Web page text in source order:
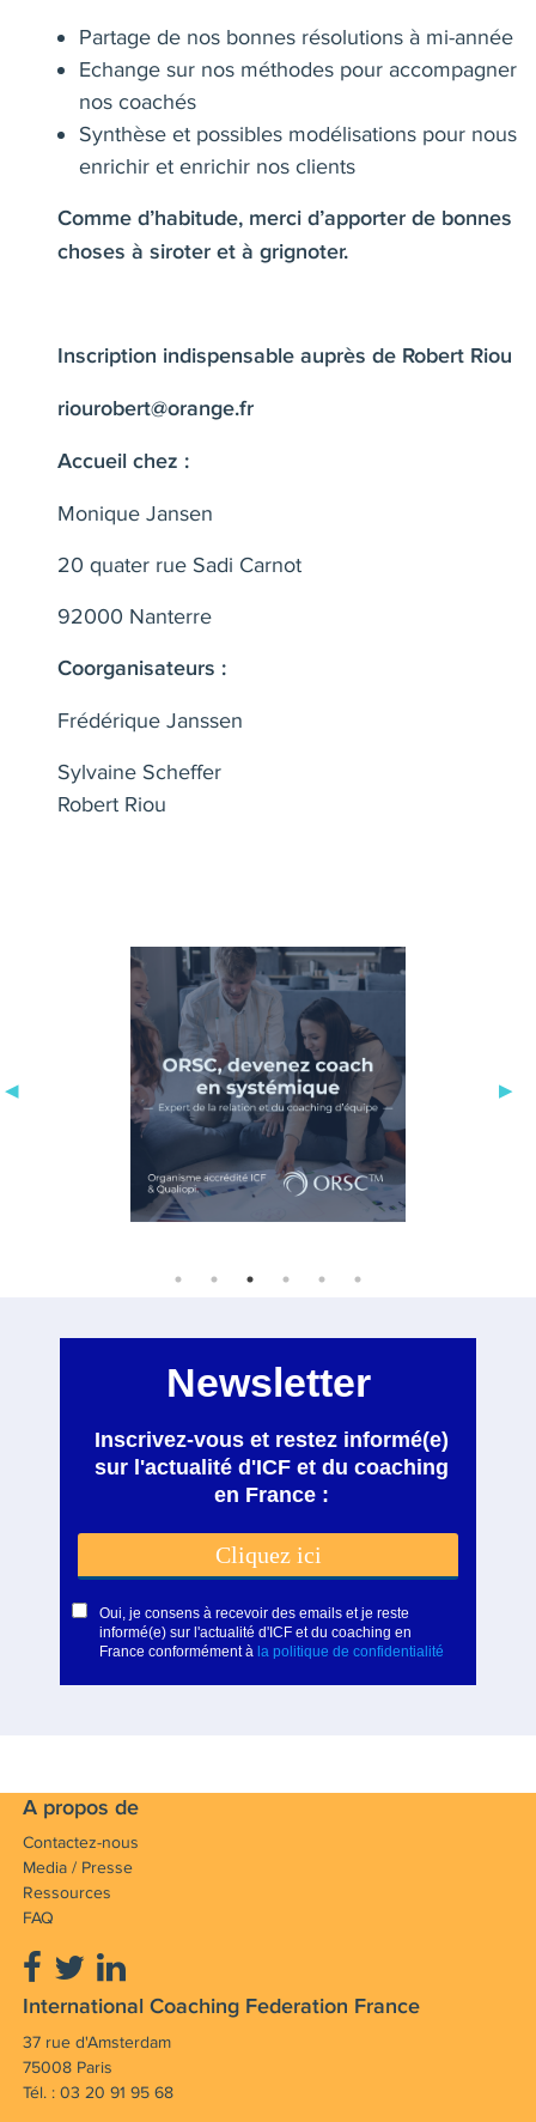
Partage de nos bonnes résolutions à mi-année
Echange sur nos méthodes pour accompagner
nos coachés
Synthèse et possibles modélisations pour nous
enrichir et enrichir nos clients
Comme d’habitude, merci d’apporter de bonnes
choses à siroter et à grignoter.
Inscription indispensable auprès de Robert Riou
riourobert@orange.fr
Accueil chez :
Monique Jansen
20 quater rue Sadi Carnot
92000 Nanterre
Coorganisateurs :
Frédérique Janssen
Sylvaine Scheffer
Robert Riou
A propos de
Contactez-nous
Media / Presse
Ressources
FAQ
International Coaching Federation France
37 rue d'Amsterdam
75008 Paris
Tél. : 03 20 91 95 68